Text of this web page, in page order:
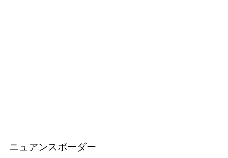
ニュアンスボーダー